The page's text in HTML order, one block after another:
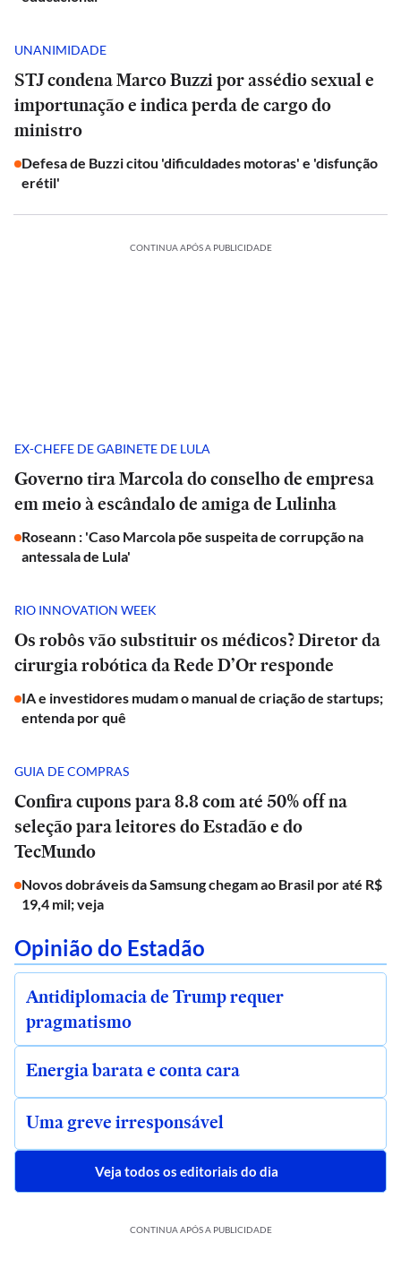
UNANIMIDADE
STJ condena Marco Buzzi por assédio sexual e
importunação e indica perda de cargo do
ministro
Defesa de Buzzi citou 'dificuldades motoras' e 'disfunção
erétil'
CONTINUA APÓS A PUBLICIDADE
EX-CHEFE DE GABINETE DE LULA
Governo tira Marcola do conselho de empresa
em meio à escândalo de amiga de Lulinha
Roseann : 'Caso Marcola põe suspeita de corrupção na
antessala de Lula'
RIO INNOVATION WEEK
Os robôs vão substituir os médicos? Diretor da
cirurgia robótica da Rede D’Or responde
IA e investidores mudam o manual de criação de startups;
entenda por quê
GUIA DE COMPRAS
Confira cupons para 8.8 com até 50% off na
seleção para leitores do Estadão e do
TecMundo
Novos dobráveis da Samsung chegam ao Brasil por até R$
19,4 mil; veja
Opinião do Estadão
Antidiplomacia de Trump requer
pragmatismo
Energia barata e conta cara
Uma greve irresponsável
Veja todos os editoriais do dia
CONTINUA APÓS A PUBLICIDADE